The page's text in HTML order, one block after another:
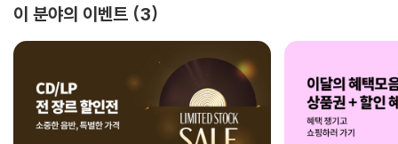
이 분야의 이벤트 3